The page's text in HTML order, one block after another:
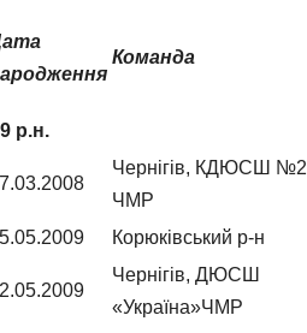
Команда
р.н.
Чернігів, КДЮСШ №2
ЧМР
Корюківський р-н
Чернігів, ДЮСШ
«Україна»ЧМР